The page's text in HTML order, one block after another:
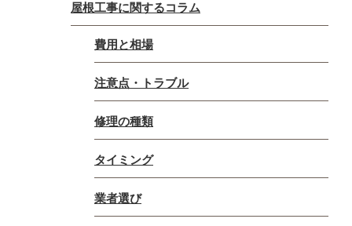
屋根工事に関するコラム
費用と相場
注意点・トラブル
修理の種類
タイミング
業者選び